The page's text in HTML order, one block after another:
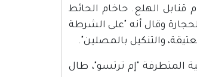
الهلع. حاخام الحائط
وقال أنه "على الشرطة
والتنكيل بالمصلين".
المنظمة اليمينية المتطرفة "إم ترتسو"، طال